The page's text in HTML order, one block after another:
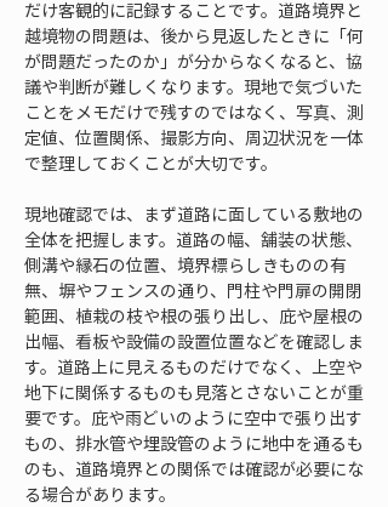
だけ客観的に記録することです。道路境界と
越境物の問題は、後から見返したときに「何
が問題だったのか」が分からなくなると、協
議や判断が難しくなります。現地で気づいた
ことをメモだけで残すのではなく、写真、測
定値、位置関係、撮影方向、周辺状況を一体
で整理しておくことが大切です。
現地確認では、まず道路に面している敷地の
全体を把握します。道路の幅、舗装の状態、
側溝や縁石の位置、境界標らしきものの有
無、塀やフェンスの通り、門柱や門扉の開閉
範囲、植栽の枝や根の張り出し、庇や屋根の
出幅、看板や設備の設置位置などを確認しま
す。道路上に見えるものだけでなく、上空や
地下に関係するものも見落とさないことが重
要です。庇や雨どいのように空中で張り出す
もの、排水管や埋設管のように地中を通るも
のも、道路境界との関係では確認が必要にな
る場合があります。